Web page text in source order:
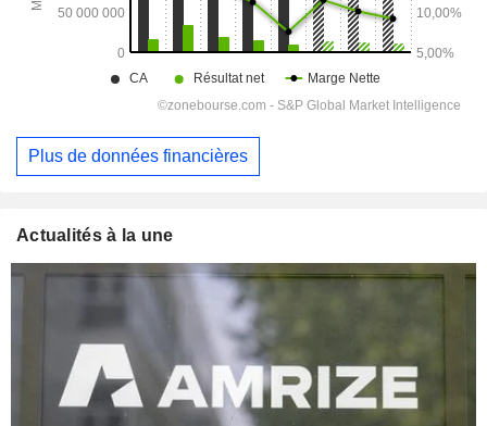
Plus de données financières
Actualités à la une